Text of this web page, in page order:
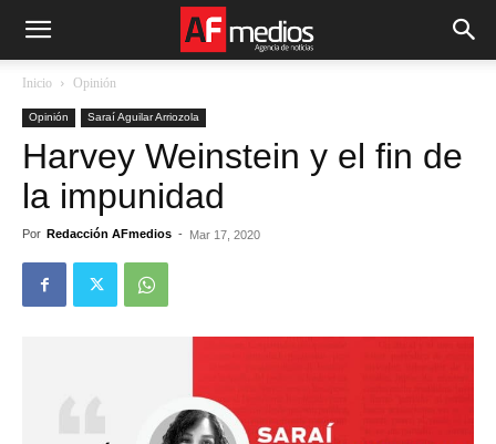
Inicio Opinión
Opinión Saraí Aguilar Arriozola
Harvey Weinstein y el fin de
la impunidad
Por Redacción AFmedios - Mar 17, 2020